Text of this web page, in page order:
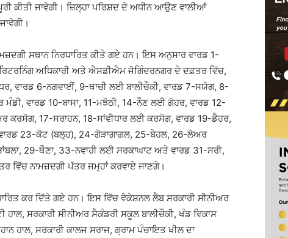
ਕੀਤੀ ਜਾਵੇਗੀ। ਜ਼ਿਲ੍ਹਾ ਪਰਿਸ਼ਦ ਦੇ ਅਧੀਨ ਆਉਣ ਵਾਲੀਆਂ
ਸਥਾਨ ਨਿਰਧਾਰਿਤ ਕੀਤੇ ਗਏ ਹਨ। ਇਸ ਅਨੁਸਾਰ ਵਾਰਡ 1-
ਅਧਿਕਾਰੀ ਅਤੇ ਐਸਡੀਐਮ ਜੋਗਿੰਦਰਨਗਰ ਦੇ ਦਫ਼ਤਰ ਵਿੱਚ,
ਵਾਰਡ 6-ਨਗਵਾਈਂ, 9-ਥਾਚੀ ਲਈ ਬਾਲੀਚੌਕੀ, ਵਾਰਡ 7-ਸਯੋਗ, 8-
ਵਾਰਡ 10-ਬਾਸਾ, 11-ਮਝੋਠੀ, 14-ਨੌਣ ਲਈ ਗੋਹਰ, ਵਾਰਡ 12-
ਕਰਸੋਗ, 17-ਸਰਾਹਨ, 18-ਸਾਂਵੀਧਾਰ ਲਈ ਕਰਸੋਗ, ਵਾਰਡ 19-ਡੈਹਰ,
23-ਕੋਟ (ਬਲ੍ਹ), 24-ਗੋੜਾਗਾਗਲ, 25-ਬੇਹਲ, 26-ਲੋਅਰ
29-ਥੌਣਾ, 33-ਨਵਾਹੀ ਲਈ ਸਰਕਾਘਾਟ ਅਤੇ ਵਾਰਡ 31-ਸਰੀ,
ਨਾਮਜ਼ਦਗੀ ਪੱਤਰ ਜਮ੍ਹਾਂ ਕਰਵਾਏ ਜਾਣਗੇ।
ਕਰ ਦਿੱਤੇ ਗਏ ਹਨ। ਇਸ ਵਿੱਚ ਵੋਕੇਸ਼ਨਲ ਲੈਬ ਸਰਕਾਰੀ ਸੀਨੀਅਰ
ਸਰਕਾਰੀ ਸੀਨੀਅਰ ਸੈਕੰਡਰੀ ਸਕੂਲ ਬਾਲੀਚੌਕੀ, ਖੰਡ ਵਿਕਾਸ
ਹਾਲ, ਸਰਕਾਰੀ ਕਾਲਜ ਸਰਾਜ, ਗ੍ਰਾਮ ਪੰਚਾਇਤ ਖੀਲ ਦਾ